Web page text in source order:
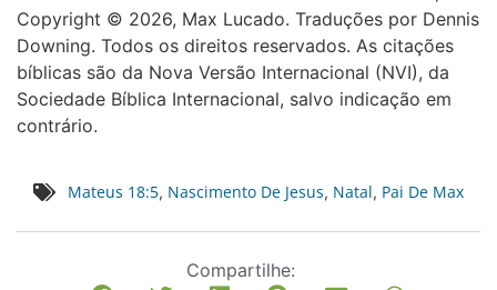
Copyright © 2026, Max Lucado. Traduções por Dennis
Downing. Todos os direitos reservados. As citações
bíblicas são da Nova Versão Internacional (NVI), da
Sociedade Bíblica Internacional, salvo indicação em
contrário.
Mateus 18:5, Nascimento De Jesus, Natal, Pai De Max
Compartilhe: